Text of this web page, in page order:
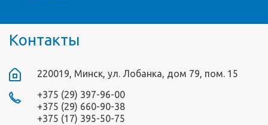
Контакты
220019, Минск, ул. Лобанка, дом 79, пом. 15
+375 (29) 397-96-00
+375 (29) 660-90-38
+375 (17) 395-50-75